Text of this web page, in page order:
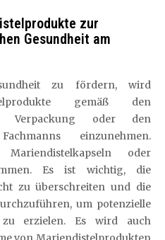
zur
Gesundheit am
zu fördern, wird
gemäß den
Verpackung oder den
einzunehmen.
oder
Es ist wichtig, die
zu überschreiten und die
um potenzielle
erzielen. Es wird auch